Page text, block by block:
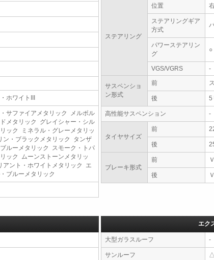
ホワイトIII
サファイアメタリック メルボル
メタリック グレイシャー・シル
ック ミネラル・グレーメタリッ
ン・ブラックメタリック タンザ
ルーメタリック スモーク・トパ
ック ムーンストーンメタリッ
アント・ホワイトメタリック エ
ブルーメタリック
ステアリング
位置
ステアリングギア
方式
パワーステアリン
グ
○
VGS/VGRS -
サスペンショ
ン形式
前
後 5
高性能サスペンション -
タイヤサイズ
前
後
ブレーキ形式
前
後
エク
大型ガラスルーフ -
サンルーフ